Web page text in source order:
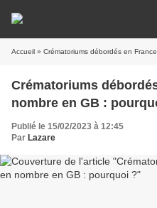
Accueil » Crématoriums débordés en
Crématoriums
nombre en GB :
Publié le 15/02/2023 à 12:45
Par Lazare